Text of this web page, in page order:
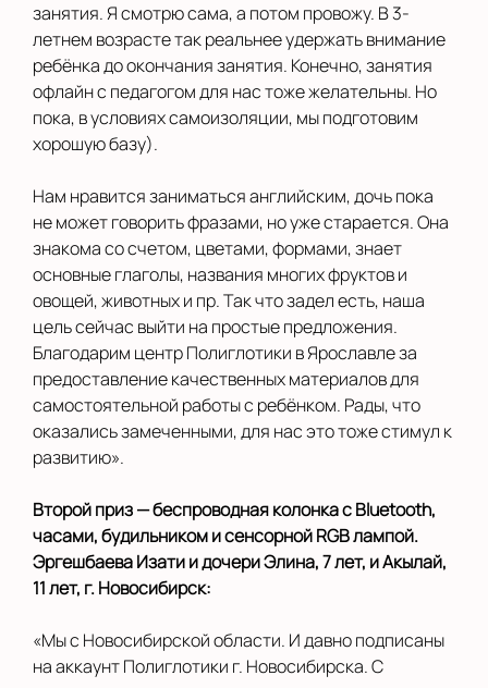
Череповец
Чита
Школы
Выбрать другую страну
занятия. Я смотрю сама, а потом провожу. В 3-
летнем возрасте так реальнее удержать внимание
ребёнка до окончания занятия. Конечно, занятия
офлайн с педагогом для нас тоже желательны. Но
пока, в условиях самоизоляции, мы подготовим
хорошую базу).
Нам нравится заниматься английским, дочь пока
не может говорить фразами, но уже старается. Она
знакома со счетом, цветами, формами, знает
основные глаголы, названия многих фруктов и
овощей, животных и пр. Так что задел есть, наша
цель сейчас выйти на простые предложения.
Благодарим центр Полиглотики в Ярославле за
предоставление качественных материалов для
самостоятельной работы с ребёнком. Рады, что
оказались замеченными, для нас это тоже стимул к
развитию».
Второй приз — беспроводная колонка с Bluetooth,
часами, будильником и сенсорной RGB лампой.
Эргешбаева Изати и дочери Элина, 7 лет, и Акылай,
11 лет, г. Новосибирск:
«Мы с Новосибирской области. И давно подписаны
на аккаунт Полиглотики г. Новосибирска. С